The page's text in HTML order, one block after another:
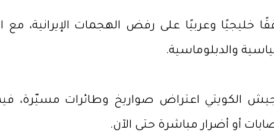
وعربيًا على رفض الهجمات الإيرانية، مع
والدبلوماسية.
الكويتي اعتراض صواريخ وطائرات مسيّرة،
أو أضرار مباشرة حتى الآن.